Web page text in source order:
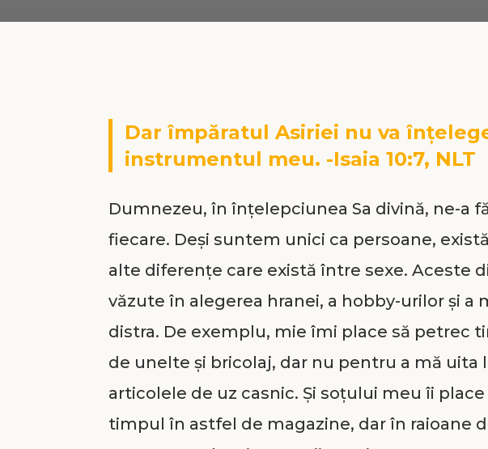
Dar împăratul Asiriei nu va
instrumentul meu. -Isaia 10:7, NLT
Dumnezeu, în înţelepciunea Sa divină, ne-a
fiecare. Deşi suntem unici ca persoane,
alte diferenţe care există între sexe. Aceste
văzute în alegerea hranei, a hobby-urilor şi a
distra. De exemplu, mie îmi place să petrec
de unelte şi bricolaj, dar nu pentru a mă uita
articolele de uz casnic. Şi soţului meu îi
timpul în astfel de magazine, dar în raioane